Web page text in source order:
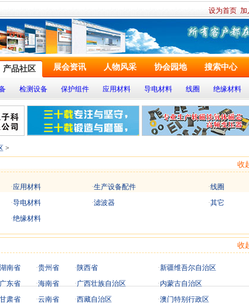
设为首页 加
产品社区 展会资讯 人物风采 协会园地 搜索中心
检测设备 保护组件 应用材料 导电材料 线圈 绝缘材料
>
收
·应用材料 ·生产设备配件 ·线圈
·导电材料 ·滤波器 ·其它
·绝缘材料
收
湖南省 ·贵州省 ·陕西省 ·新疆维吾尔自治区
广东省 ·海南省 ·广西壮族自治区 ·内蒙古自治区
甘肃省 ·云南省 ·西藏自治区 ·澳门特别行政区